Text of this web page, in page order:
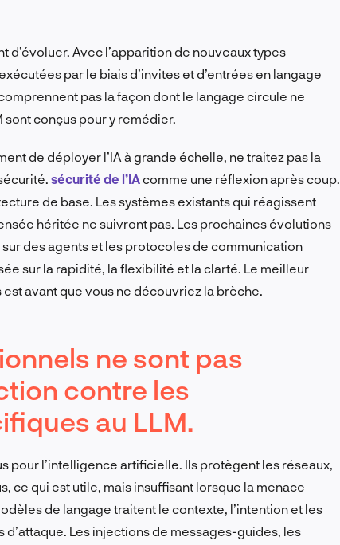
Avec l’apparition de nouveaux types
par le biais d’invites et d’entrées en langage
pas la façon dont le langage circule ne
sont conçus pour y remédier.
de déployer l’IA à grande échelle, ne traitez pas la
sécurité de l’IA comme une réflexion après coup.
de base. Les systèmes existants qui réagissent
héritée ne suivront pas. Les prochaines évolutions
des agents et les protocoles de communication
sur la rapidité, la flexibilité et la clarté. Le meilleur
avant que vous ne découvriez la brèche.
ne sont pas
contre les
au LLM.
pour l’intelligence artificielle. Ils protègent les réseaux,
ce qui est utile, mais insuffisant lorsque la menace
de langage traitent le contexte, l’intention et les
Les injections de messages-guides, les